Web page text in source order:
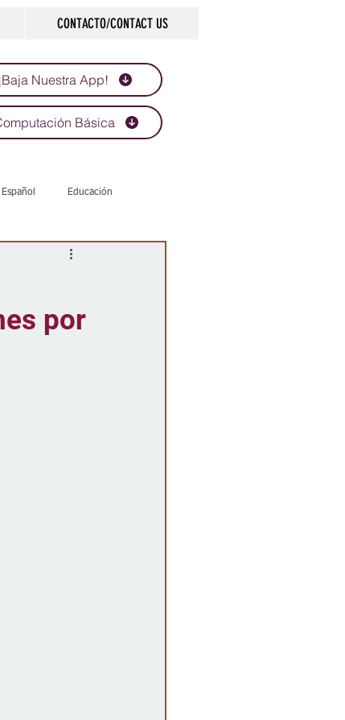
CONTACTO/CONTACT US
¡Baja Nuestra App!
Básica
Español Educación
Historias que inspiran
por